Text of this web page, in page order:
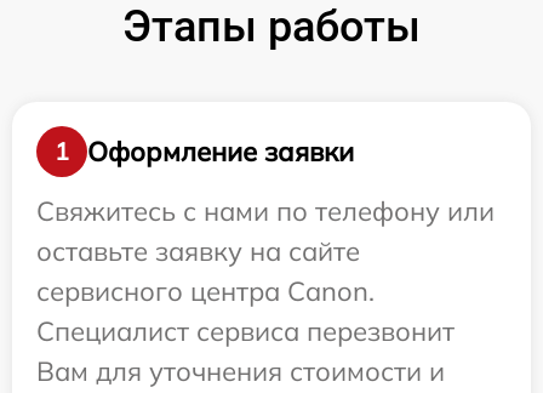
Этапы работы
1
Оформление заявки
Свяжитесь с нами по телефону или
оставьте заявку на сайте
сервисного центра Canon.
Специалист сервиса перезвонит
Вам для уточнения стоимости и